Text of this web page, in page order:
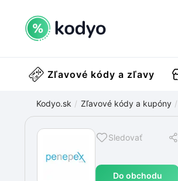
Zľavové kódy a zľavy
Kodyo.sk Zľavové kódy a kupóny
Sledovať
Do obchodu